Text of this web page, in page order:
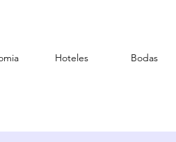
Hoteles Bodas